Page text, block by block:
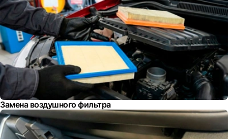
Замена воздушного фильтра